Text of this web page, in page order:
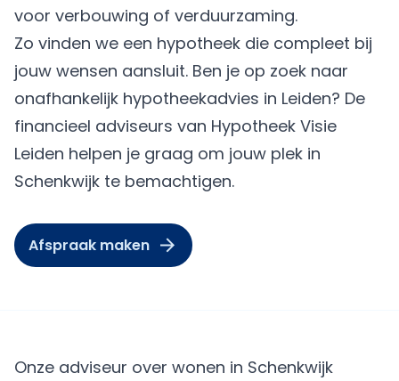
voor verbouwing of verduurzaming.
Zo vinden we een hypotheek die compleet bij
jouw wensen aansluit. Ben je op zoek naar
onafhankelijk hypotheekadvies in Leiden? De
financieel adviseurs van Hypotheek Visie
Leiden helpen je graag om jouw plek in
Schenkwijk te bemachtigen.
Afspraak maken
Onze adviseur over wonen in Schenkwijk